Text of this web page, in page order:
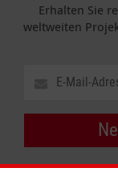
Erhalten Sie
weltweiten